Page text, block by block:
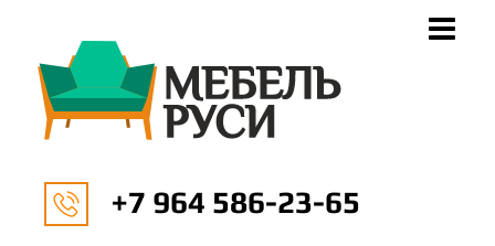
+7 964 586-23-65